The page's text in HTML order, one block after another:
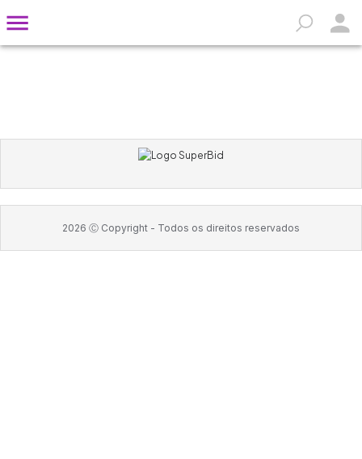
2026 Ⓒ Copyright - Todos os direitos reservados